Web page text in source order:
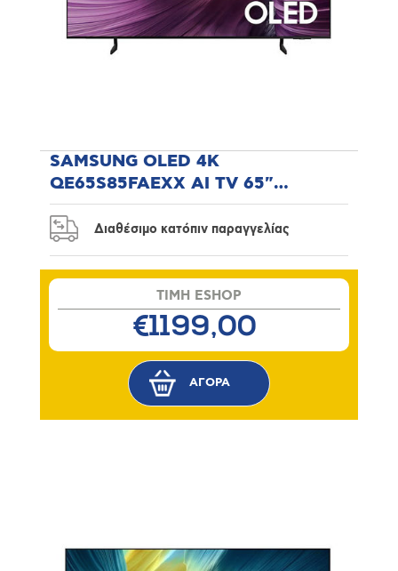
SAMSUNG OLED 4K
QE65S85FAEXX AI TV 65"
Τηλεόραση
Διαθέσιμο κατόπιν παραγγελίας
TIMH ESHOP
€1199,00